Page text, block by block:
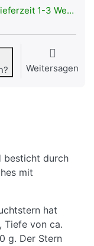
1-3 Werktage.
Weitersagen
besticht durch
mit
hat
Tiefe von ca.
g. Der Stern